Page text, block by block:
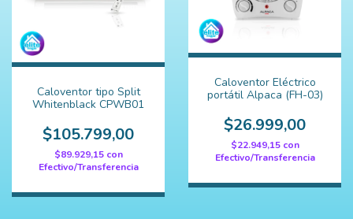
Caloventor tipo Split
Whitenblack CPWB01
$105.799,00
$89.929,15 con
Efectivo/Transferencia
Caloventor Eléctrico
portátil Alpaca (FH-03)
$26.999,00
$22.949,15 con
Efectivo/Transferencia